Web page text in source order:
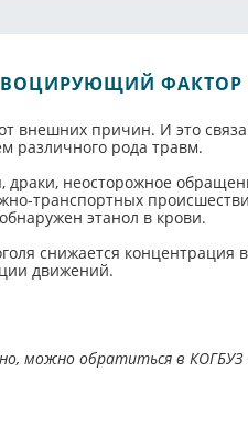
ФАКТОР
внешних причин. И это
различного рода травм.
неосторожное
транспортных
этанол в крови.
снижается концентрация
движений.
можно обратиться в КОГБУЗ